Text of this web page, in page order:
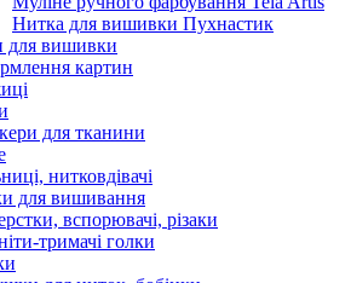
Нитка для вишивки Пухнастик
для вишивки
картин
для тканини
нитковдівачі
для вишивання
вспорювачі, різаки
тримачі голки